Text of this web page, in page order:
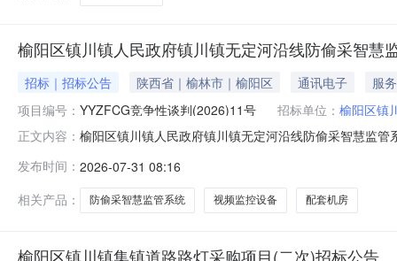
榆阳区镇川镇人民政府镇川镇无定河沿线防偷采智慧
招标｜招标公告 陕西省｜榆林市｜榆阳区 通讯电子
服务
项目编号： YYZFCG竞争性谈判(2026)11号 招标单位： 榆阳区镇
正文内容： 榆阳区镇川镇人民政府镇川镇无定河沿线防偷采智慧监
判（2026）11号项目名称：镇川镇无定河沿线防偷采智
采智慧监管系统
发布时间： 2026-07-31 08:16
相关产品：
防偷采智慧监管系统 视频监控设备 配套机房
榆阳区镇川镇集镇道路路灯采购项目(二次)招标公告